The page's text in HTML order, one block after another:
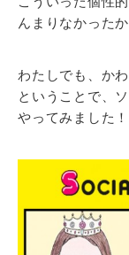
んまりなかった
わたしでも、か
ということで、
やってみました！